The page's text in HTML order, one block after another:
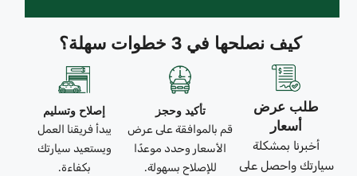
كيف نصلحها في 3 خطوات سهلة؟
طلب عرض
أسعار
أخبرنا بمشكلة
سيارتك واحصل على
تأكيد وحجز
قم بالموافقة على عرض
الأسعار وحدد موعدًا
للإصلاح بسهولة.
إصلاح وتسليم
يبدأ فريقنا العمل
ويستعيد سيارتك
بكفاءة.